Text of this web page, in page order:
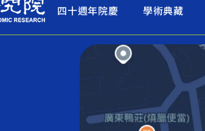
四十週年院慶 學術典藏